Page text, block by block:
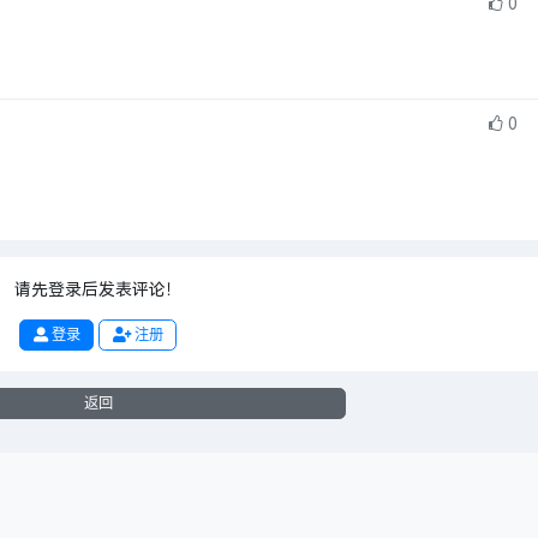
0
0
请先登录后发表评论！
登录 注册
返回